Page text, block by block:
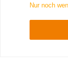
Nur noch